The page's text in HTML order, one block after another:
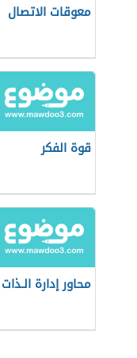
معوقات الاتصال
قوة الفكر
محاور إدارة الـذات